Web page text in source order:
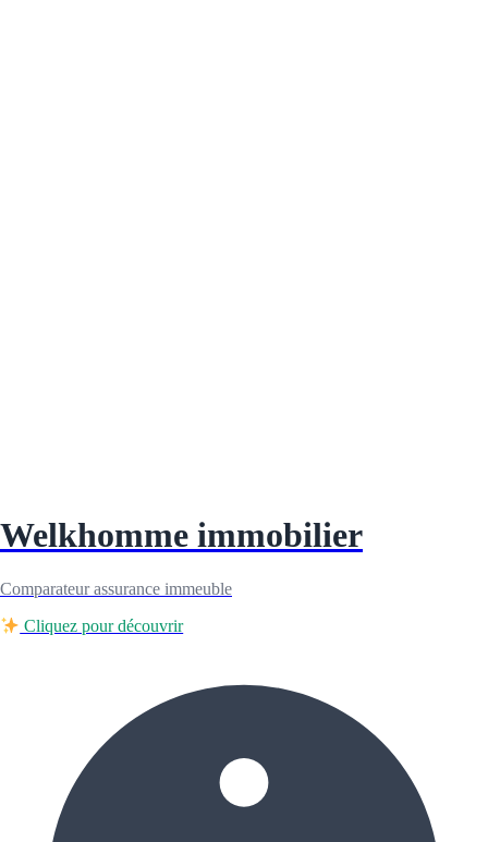
Welkhomme immobilier
Comparateur assurance immeuble
Cliquez pour découvrir